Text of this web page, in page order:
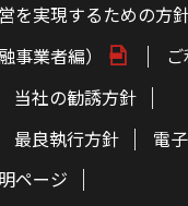
を実現するための方
事業者編）
当社の勧誘方針
最良執行方針
電
ページ